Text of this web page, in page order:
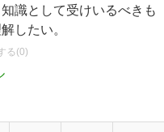
識として受けいるべきも
したい。
る(0)